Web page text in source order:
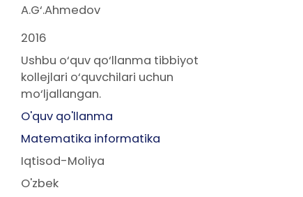
A.G‘.Ahmedov
2016
Ushbu o‘quv qo‘llanma tibbiyot
kollejlari o‘quvchilari uchun
mo‘ljallangan.
O'quv qo'llanma
Matematika informatika
Iqtisod-Moliya
O'zbek